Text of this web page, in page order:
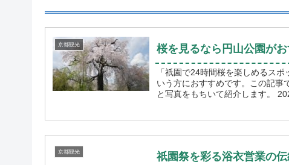
京都観光 桜を見るなら円山公園が
「祇園で24時間桜を楽しめるスポ
いう方におすすめです。この記事
と写
京都観光 祇園祭を彩る浴衣営業の